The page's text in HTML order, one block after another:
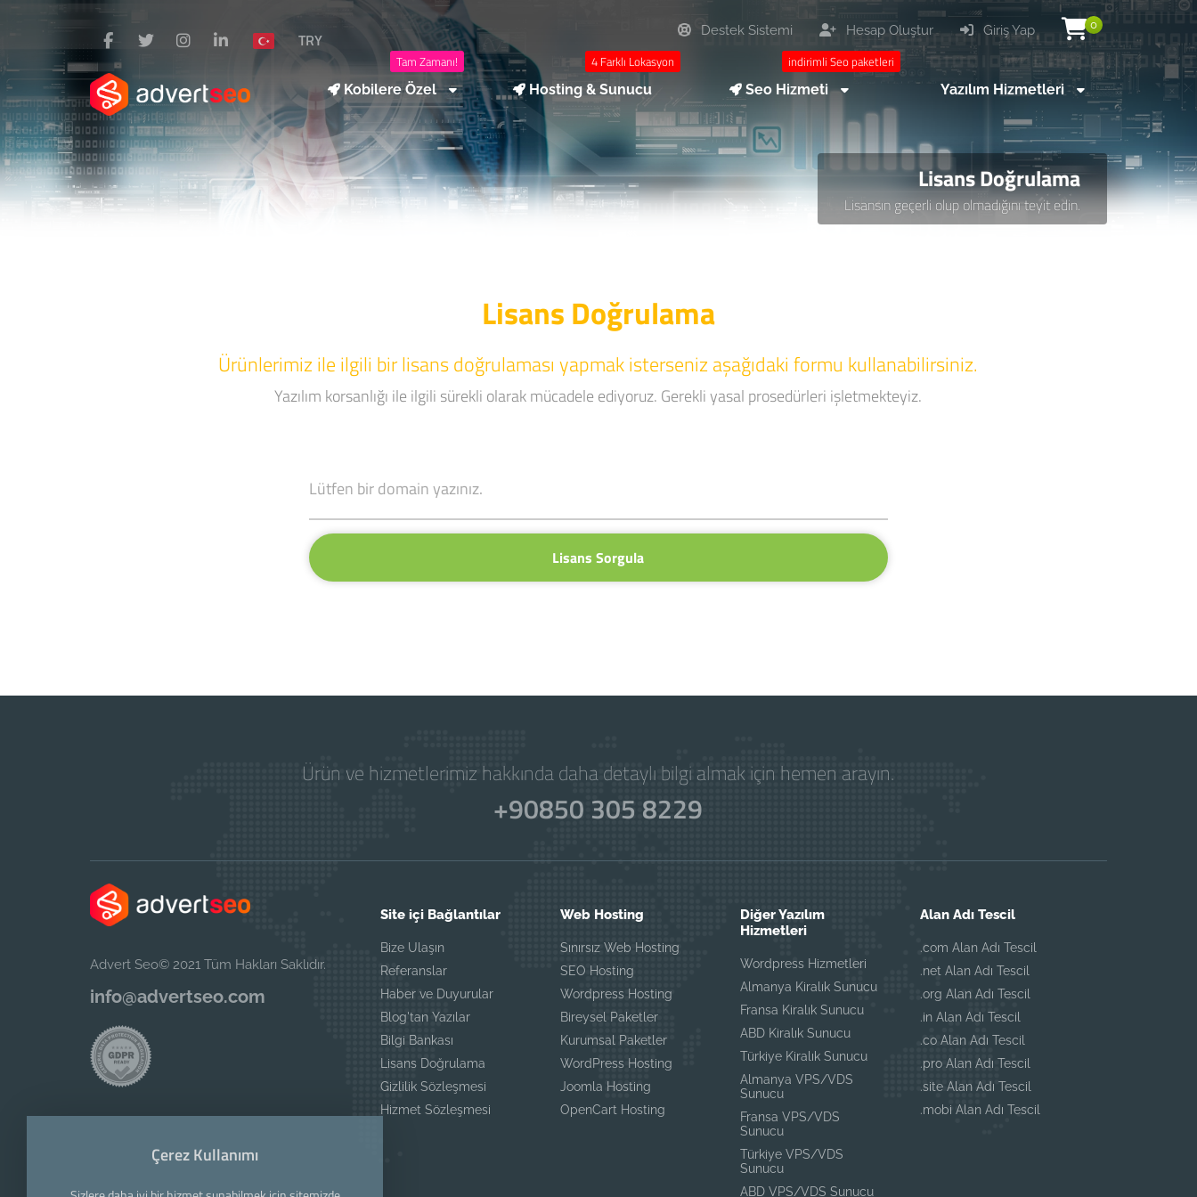
0
Giriş Yap
Hesap Oluştur
Destek Sistemi
TRY
Tam Zamanı!
Kobilere Özel
4 Farklı Lokasyon
Hosting & Sunucu
indirimli Seo paketleri
Seo Hizmeti Yazılım Hizmetleri
Lisans Doğrulama
Lisansın geçerli olup olmadığını teyit edin.
Lisans Doğrulama
Ürünlerimiz ile ilgili bir lisans doğrulaması yapmak isterseniz aşağıdaki formu kullanabilirsiniz.
Yazılım korsanlığı ile ilgili sürekli olarak mücadele ediyoruz. Gerekli yasal prosedürleri işletmekteyiz.
Lisans Sorgula
Ürün ve hizmetlerimiz hakkında daha detaylı bilgi almak için hemen arayın.
+90850 305 8229
Advert Seo© 2021 Tüm Hakları Saklıdır.
info@advertseo.com
Site içi Bağlantılar
Bize Ulaşın
Referanslar
Haber ve Duyurular
Blog'tan Yazılar
Bilgi Bankası
Lisans Doğrulama
Gizlilik Sözleşmesi
Hizmet Sözleşmesi
Web Hosting
Sınırsız Web Hosting
SEO Hosting
Wordpress Hosting
Bireysel Paketler
Kurumsal Paketler
WordPress Hosting
Joomla Hosting
OpenCart Hosting
Diğer Yazılım
Hizmetleri
Wordpress Hizmetleri
Almanya Kiralık Sunucu
Fransa Kiralık Sunucu
ABD Kiralık Sunucu
Türkiye Kiralık Sunucu
Almanya VPS/VDS
Sunucu
Fransa VPS/VDS
Sunucu
Türkiye VPS/VDS
Sunucu
ABD VPS/VDS Sunucu
Alan Adı Tescil
.com Alan Adı Tescil
.net Alan Adı Tescil
.org Alan Adı Tescil
.in Alan Adı Tescil
.co Alan Adı Tescil
.pro Alan Adı Tescil
.site Alan Adı Tescil
.mobi Alan Adı Tescil
Çerez Kullanımı